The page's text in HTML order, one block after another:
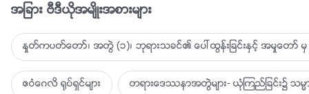
အျခား ဗီဒီယိုအမ်ိဳးအစားမ်ား
ႏႈတ္ကပတ္ေတာ္၊ အတြဲ (၁)၊ ဘုရားသခင္၏ ေပၚထြန္းျခင္းႏွင့္ အမႈေတာ္ မွ
ဧဝံေဂလိ ႐ုပ္ရွင္မ်ား တရားေဒႆနာအတြဲမ်ား- ယုံၾကည္ျခင္း၌ သမၼာတ